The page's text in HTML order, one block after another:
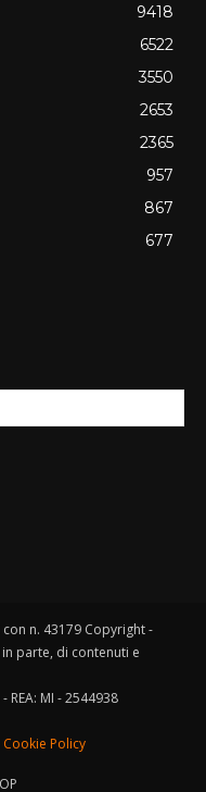
9418
6522
3550
2653
2365
957
867
677
n. 43179 Copyright -
parte, di contenuti e
REA: MI - 2544938
Cookie Policy